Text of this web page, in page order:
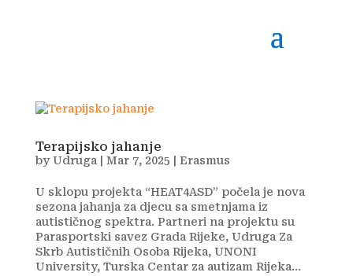
Terapijsko jahanje
byUdruga Mar 7, 2025 Erasmus
U sklopu projekta “HEAT4ASD” počela je nova
sezona jahanja za djecu sa smetnjama iz
autističnog spektra. Partneri na projektu su
Parasportski savez Grada Rijeke, Udruga Za
Skrb Autističnih Osoba Rijeka, UNONI
University, Turska Centar za autizam Rijeka...